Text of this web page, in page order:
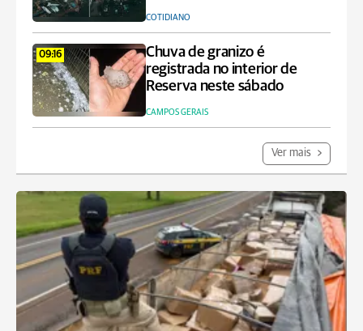
COTIDIANO
09:16
Chuva de granizo é
registrada no interior de
Reserva neste sábado
CAMPOS GERAIS
Ver mais